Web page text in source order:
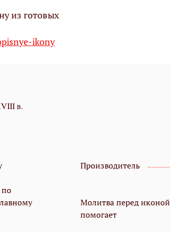
из готовых
ikony
в.
Производитель
по
Молитва перед иконой
помогает